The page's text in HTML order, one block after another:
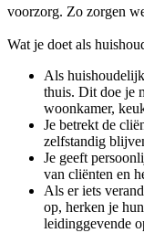
voorzorg. Zo zorgen
Wat je doet als
Als
thuis. Dit doe je
woonkamer,
Je betrekt de
zelfstandig
Je geeft
van cliënten en
Als er iets
op, herken je
leidinggevende